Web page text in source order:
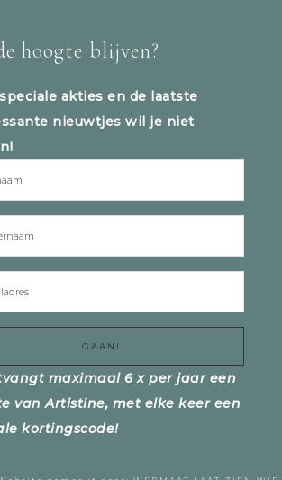
hoogte blijven?
akties en de laatste
nieuwtjes wil je niet
maximaal 6 x per jaar een
van Artistine, met elke keer een
kortingscode!